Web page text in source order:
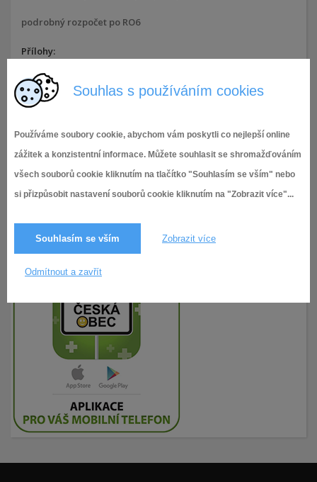
Souhlas s používáním cookies
Používáme soubory cookie, abychom vám poskytli co nejlepší online
zážitek a konzistentní informace. Můžete souhlasit se shromažďováním
všech souborů cookie kliknutím na tlačítko "Souhlasím se vším" nebo
si přizpůsobit nastavení souborů cookie kliknutím na "Zobrazit více"...
Souhlasím se vším Zobrazit více
Odmítnout a zavřít
podrobný rozpočet po RO6
Přílohy:
podrobný rozpočet po RO6